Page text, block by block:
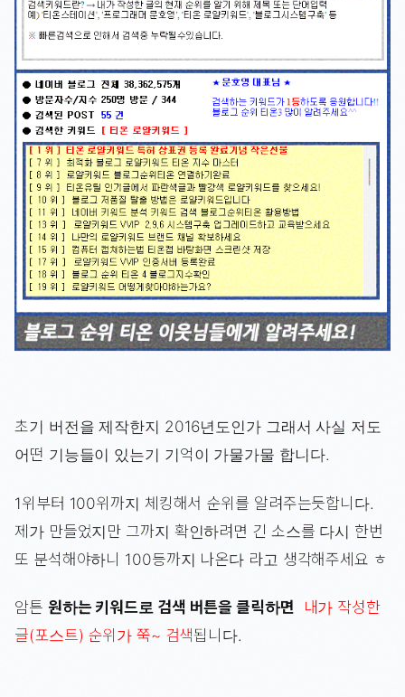
초기 버전을 제작한지 2016년도인가 그래서 사실 저도
어떤 기능들이 있는기 기억이 가물가물 합니다.
1위부터 100위까지 체킹해서 순위를 알려주는듯합니다.
제가 만들었지만 그까지 확인하려면 긴 소스를 다시 한번
또 분석해야하니 100등까지 나온다 라고 생각해주세요 ㅎ
암튼 원하는 키워드로 검색 버튼을 클릭하면 내가 작성한
글(포스트) 순위가 쭉~ 검색됩니다.